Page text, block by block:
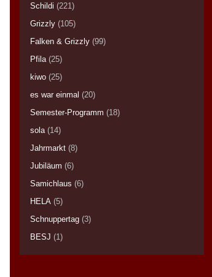
Schildi (221)
Grizzly (105)
Falken & Grizzly (99)
Pfila (25)
kiwo (25)
es war einmal (20)
Semester-Programm (18)
sola (14)
Jahrmarkt (8)
Jubiläum (6)
Samichlaus (6)
HELA (5)
Schnuppertag (3)
BESJ (1)